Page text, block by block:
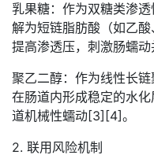
乳果糖：作为双糖类渗
解为短链脂肪酸（如乙酸
提高渗透压，刺激肠蠕
聚乙二醇：作为线性长链
在肠道内形成稳定的水
道机械性蠕动[3][4]。
2. 联用风险机制